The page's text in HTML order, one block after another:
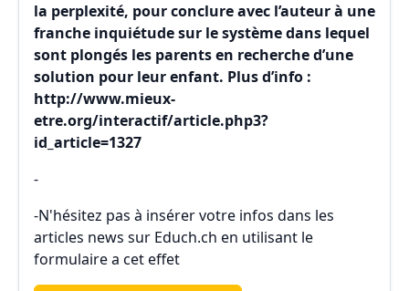
la perplexité, pour conclure avec l’auteur à une
franche inquiétude sur le système dans lequel
sont plongés les parents en recherche d’une
solution pour leur enfant. Plus d’info :
http://www.mieux-
etre.org/interactif/article.php3?
id_article=1327
-
-N'hésitez pas à insérer votre infos dans les
articles news sur Educh.ch en utilisant le
formulaire a cet effet